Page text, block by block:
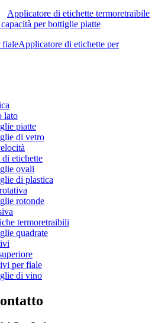
Applicatore di etichette termoretraibile
per bottiglie piatte
fialeApplicatore di etichette per
lato
piatte
di vetro
etichette
ovali
di plastica
rotonde
termoretraibili
quadrate
per fiale
di vino